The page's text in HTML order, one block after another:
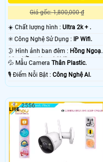
Giá gốc: 1,800,000 ₫
☀️ Chất lượng hình : Ultra 2k + .
✳️ Công Nghệ Sử Dụng :
IP Wifi.
🌛 Hình ảnh ban đêm : Hồng Ngoại
30m Hồng Ngoại SMD.
💦 Mẫu Camera Thân Plastic.
️🎙 Điểm Nỗi Bật : Công Nghệ AI.
2556